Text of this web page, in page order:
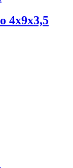
4x9x3,5